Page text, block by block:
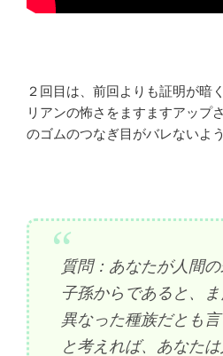
２回目は、前回よりも証明が
リアンの怖さをますますアップ
のゴムのつなぎ目がバレないよ
質問：あなたが人間
子孫からであると、ま
異なった種族だとも
と考えれば、あなた